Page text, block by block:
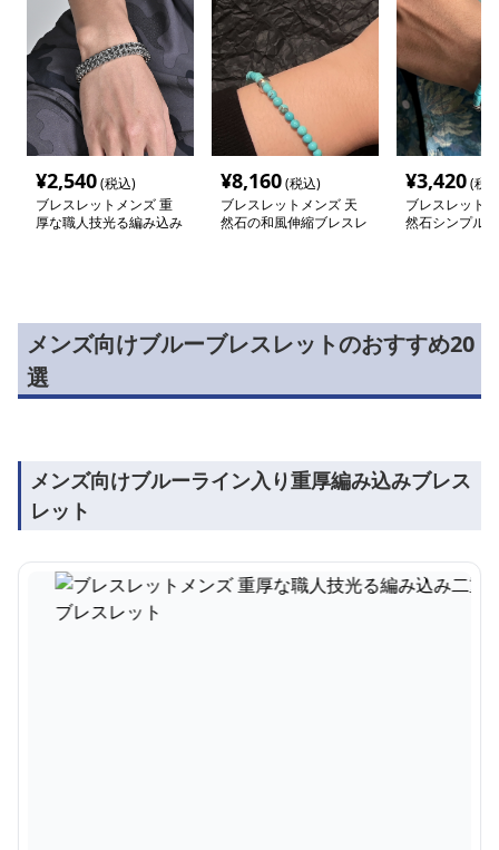
¥2,540(税込)
ブレスレットメンズ 重
厚な職人技光る編み込み
¥8,160(税込)
ブレスレットメンズ 天
然石の和風伸縮ブレスレ
¥3,420(税
ブレスレット
然石シンプル
メンズ向けブルーブレスレットのおすすめ20
選
メンズ向けブルーライン入り重厚編み込みブレス
レット